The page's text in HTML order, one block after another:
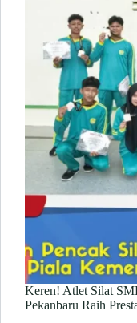
Keren! Atlet Silat
Pekanbaru Raih